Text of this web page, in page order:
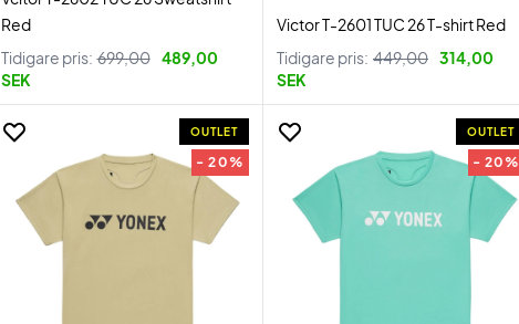
Red
Tidigare pris: 699,00 489,00
SEK
Victor T-2601 TUC 26 T-shirt Red
Tidigare pris: 449,00 314,00
SEK
OUTLET
- 20%
OUTLET
- 20%